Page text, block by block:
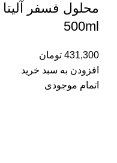
500ml
431,300 تومان
افزودن به سبد خرید
اتمام موجودی